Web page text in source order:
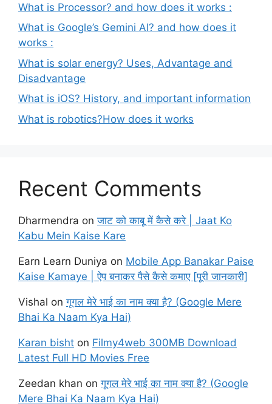
What is Processor? and how does it works :
What is Google’s Gemini AI? and how does it
works :
What is solar energy? Uses, Advantage and
Disadvantage
What is iOS? History, and important information
What is robotics?How does it works
Recent Comments
Dharmendra onजाट को काबू में कैसे करे | Jaat Ko
Kabu Mein Kaise Kare
Earn Learn Duniya on Mobile App Banakar Paise
Kaise Kamaye | ऐप बनाकर पैसे कैसे कमाए [पूरी जानकारी]
Vishal onगूगल मेरे भाई का नाम क्या है? (Google Mere
Bhai Ka Naam Kya Hai)
Karan bisht on Filmy4web 300MB Download
Latest Full HD Movies Free
Zeedan khan onगूगल मेरे भाई का नाम क्या है? (Google
Mere Bhai Ka Naam Kya Hai)